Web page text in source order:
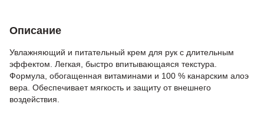
Описание
Увлажняющий и питательный крем для рук с длительным
эффектом. Легкая, быстро впитывающаяся текстура.
Формула, обогащенная витаминами и 100 % канарским алоэ
вера. Обеспечивает мягкость и защиту от внешнего
воздействия.